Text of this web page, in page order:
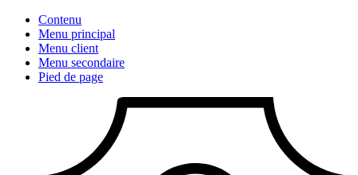
Contenu
Menu principal
Menu client
Menu secondaire
Pied de page